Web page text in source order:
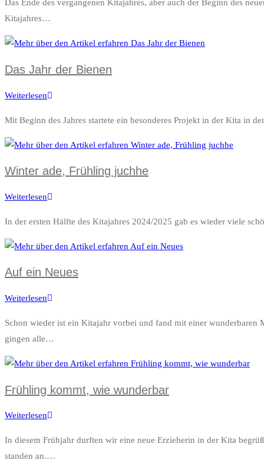
Kitajahr
Das Ende des vergangenen Kitajahres, aber auch der Beginn des
Kitajahres…
Das Jahr der Bienen
WeiterlesenDas
Bienen
Mit Beginn des Jahres startete ein besonderes Projekt in der Kita in
Winter ade, Frühling juchhe
WeiterlesenWinter
juchhe
In der ersten Hälfte des Kitajahres 2024/2025 gab es wieder viele
Auf ein Neues
WeiterlesenAuf
Schon wieder ist ein Kitajahr vorbei und fand mit einer
gingen alle…
Frühling kommt, wie wunderbar
WeiterlesenFrühling
wie
In diesem Frühjahr durften wir eine neue Erzieherin in der Kita
standen an.…